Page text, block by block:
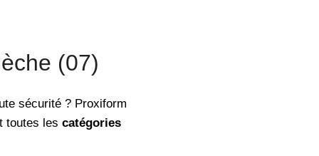
(07)
sécurité ? Proxiform
toutes les catégories